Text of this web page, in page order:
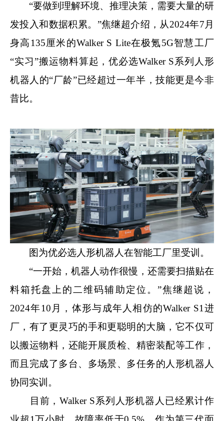
“要做到理解环境、推理决策，需要大量的研
发投入和数据积累。”焦继超介绍，从2024年7月
身高135厘米的Walker S Lite在极氪5G智慧工厂
“实习”搬运物料算起，优必选Walker S系列人形
机器人的“厂龄”已经超过一年半，技能更是今非
昔比。
图为优必选人形机器人在智能工厂里受训。
“一开始，机器人动作很慢，还需要扫描贴在
料箱托盘上的二维码辅助定位。”焦继超说，
2024年10月，体形与成年人相仿的Walker S1进
厂，有了更灵巧的手和更聪明的大脑，它不仅可
以搬运物料，还能开展质检、精密装配等工作，
而且完成了多台、多场景、多任务的人形机器人
协同实训。
目前，Walker S系列人形机器人已经累计作